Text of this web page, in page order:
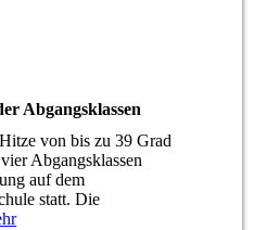
Abgangsklassen
von bis zu 39 Grad
Abgangsklassen
auf dem
statt. Die